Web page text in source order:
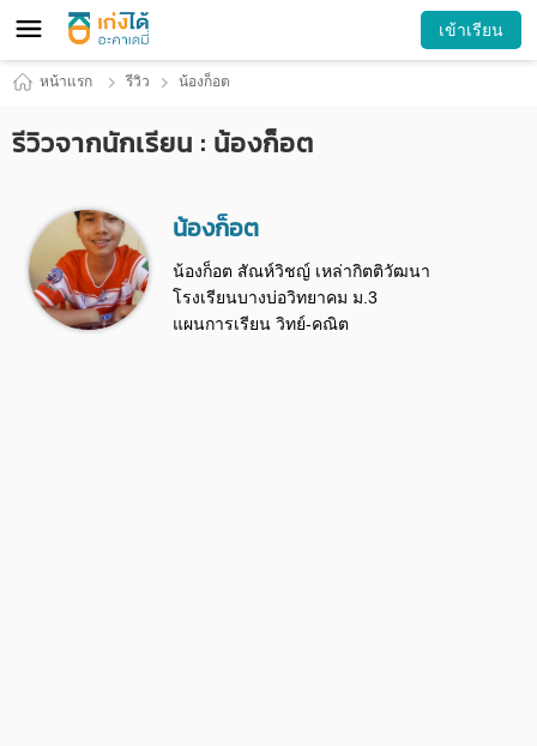
เข้าเรียน
หน้าแรก รีวิว น้องก็อต
รีวิวจากนักเรียน : น้องก็อต
น้องก็อต
น้องก็อต สัณห์วิชญ์ เหล่ากิตติวัฒนา
โรงเรียนบางบ่อวิทยาคม ม.3
แผนการเรียน วิทย์-คณิต